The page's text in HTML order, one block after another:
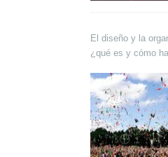
El diseño y la
¿qué es y cómo